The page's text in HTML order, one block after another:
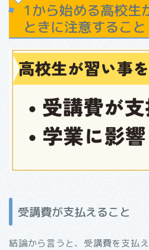
1から始める高校生
ときに注意すること
受講費が支払えること
結論から言うと、受講費を支払